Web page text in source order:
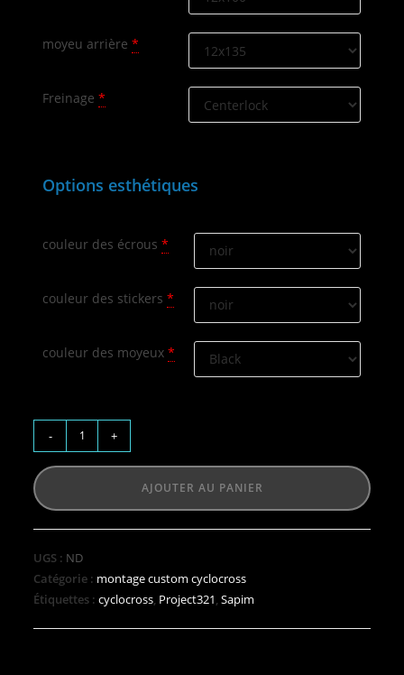
moyeu arrière *
Freinage *
Options esthétiques
couleur des écrous *
couleur des stickers *
couleur des moyeux *
- +
AJOUTER AU PANIER
UGS : ND
Catégorie : montage custom cyclocross
Étiquettes :cyclocross Project321 ,Sapim